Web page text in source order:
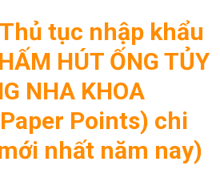
tục nhập khẩu
HÚT ỐNG TỦY
NHA KHOA
Points) chi
nhất năm nay)